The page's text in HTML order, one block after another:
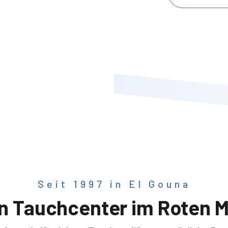
Seit 1997 in El Gouna
Tauchcenter im Roten